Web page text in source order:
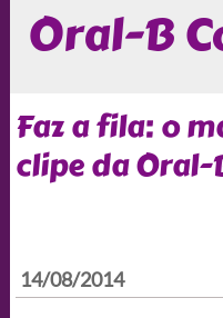
Oral-B
Faz a fila: o
clipe da Oral-
14/08/2014